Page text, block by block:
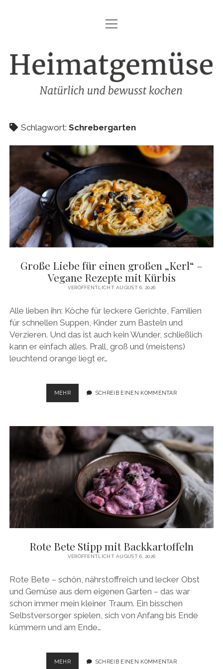
HEIMATGEMÜSE
DAS KOCHBUCH
FOODFOTOGRAFIE
KONTAKT
REZEPTE
DATENSCHUTZ
facebook
pinterestinstagram
amazon
E-
Mail
Menü
öffnen
Heimatgemüse
Schlagwort: Schrebergarten
Große Liebe für einen großen „Kerl“ –
Vegane Rezepte mit Kürbis
VERÖFFENTLICHT AUGUST 6, 2026
Alle lieben ihn: Köche für leckere Gerichte, Familien
für schnellen Suppen, Kinder zum Basteln und
Verzieren. Und das ist auch kein Wunder, schließlich
kann er einfach alles. Prall, groß und (meistens)
leuchtend orange liegt er…
MEHRGROSSE L
IEBE F
ROSSEN „K
ERL“ –
GANE RE
ZEPTE MI
T KÜ
RBIS
SCHREIB EINEN KOMMENTAR
Rote Bete Stipp mit Backkartoffeln
VERÖFFENTLICHT AUGUST 6, 2026
Rote Bete – schön, nährstoffreich und lecker Obst
und Gemüse aus dem eigenen Garten – das war
schon immer mein kleiner Traum. Ein bisschen
Selbstversorger spielen, sich von Anfang bis Ende
kümmern und am Ende…
MEHRROTE
SCHREIB EINEN KOMMENTAR